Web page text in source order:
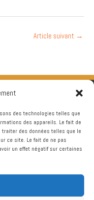
des technologies telles que
des appareils. Le fait de
des données telles que le
ce site. Le fait de ne pas
un effet négatif sur certaines
Article suivant →